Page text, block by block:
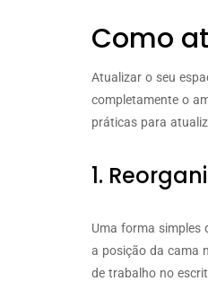
Como
Atualizar o seu
completamente o
práticas para
1.
Uma forma simples
a posição da cama
de trabalho no